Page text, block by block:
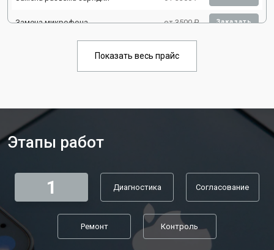
Замена микрофона от 3500 ₽ Заказать
Ремонт FaceID iphone от 2900 ₽
Показать весь прайс
Этапы работ
1 Диагностика Согласование
Ремонт Контроль